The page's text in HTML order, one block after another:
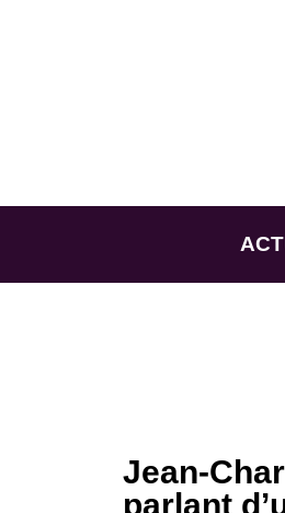
Jean-
parlant